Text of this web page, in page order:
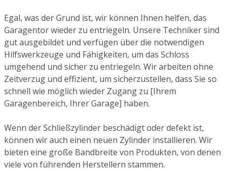
Egal, was der Grund ist, wir können Ihnen helfen, das
Garagentor wieder zu entriegeln. Unsere Techniker sind
gut ausgebildet und verfügen über die notwendigen
Hilfswerkzeuge und Fähigkeiten, um das Schloss
umgehend und sicher zu entriegeln. Wir arbeiten ohne
Zeitverzug und effizient, um sicherzustellen, dass Sie so
schnell wie möglich wieder Zugang zu [Ihrem
Garagenbereich, Ihrer Garage] haben.
Wenn der Schließzylinder beschädigt oder defekt ist,
können wir auch einen neuen Zylinder installieren. Wir
bieten eine große Bandbreite von Produkten, von denen
viele von führenden Herstellern stammen.